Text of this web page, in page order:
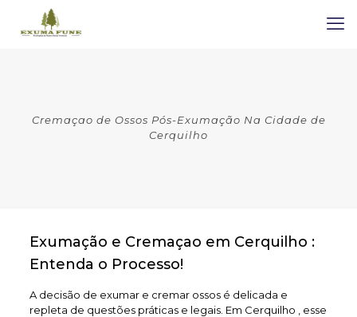
Cremaçao de Ossos Pós-Exumação Na Cidade de
Cerquilho
Exumação e Cremaçao em Cerquilho :
Entenda o Processo!
A decisão de exumar e cremar ossos é delicada e
repleta de questões práticas e legais. Em Cerquilho , esse